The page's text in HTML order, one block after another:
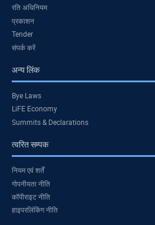
रति अधिनियम
प्रकाशन
Tender
संपर्क करें
अन्य लिंक
Bye Laws
LiFE Economy
Summits & Declarations
त्वरित सम्पक
नियम एवं शर्तें
गोपनीयता नीति
कॉपीराइट नीति
हाइपरलिंकिंग नीति